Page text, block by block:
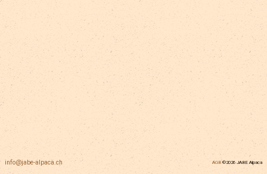
info@jabe-alpaca.ch AGB ©2026 JABE Alpaca